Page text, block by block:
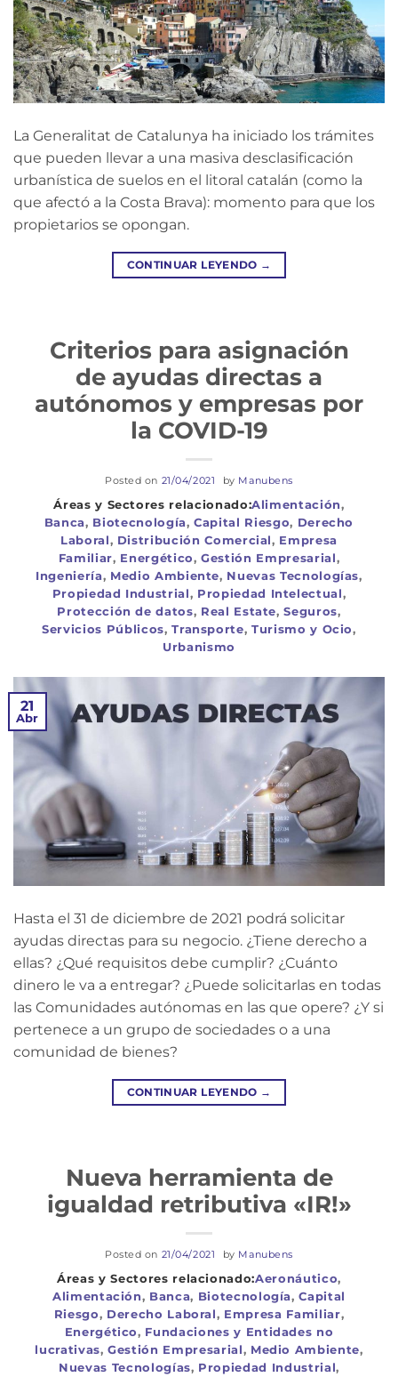
La Generalitat de Catalunya ha iniciado los trámites
que pueden llevar a una masiva desclasificación
urbanística de suelos en el litoral catalán (como la
que afectó a la Costa Brava): momento para que los
propietarios se opongan.
CONTINUAR LEYENDO →
Alimentación,
Banca, Biotecnología,Capital Riesgo, Derecho
Laboral, Distribución Comercial, Empresa
Familiar, Energético,Gestión Empresarial,
Ingeniería, Medio Ambiente, Nuevas Tecnologías,
Propiedad Industrial, Propiedad Intelectual,
Protección de datos, Real Estate,Seguros,
Servicios Públicos,Transporte,Turismo y Ocio,
Urbanismo
Criterios para asignación
de ayudas directas a
autónomos y empresas por
la COVID-19
Posted on 21/04/2021 by Manubens
21
Abr
Hasta el 31 de diciembre de 2021 podrá solicitar
ayudas directas para su negocio. ¿Tiene derecho a
ellas? ¿Qué requisitos debe cumplir? ¿Cuánto
dinero le va a entregar? ¿Puede solicitarlas en todas
las Comunidades autónomas en las que opere? ¿Y si
pertenece a un grupo de sociedades o a una
comunidad de bienes?
CONTINUAR LEYENDO →
Aeronáutico,
Alimentación, Banca, Biotecnología,Capital
Riesgo, Derecho Laboral, Empresa Familiar,
Energético, Fundaciones y Entidades no
lucrativas,Gestión Empresarial, Medio Ambiente,
Nuevas Tecnologías, Propiedad Industrial,
Nueva herramienta de
igualdad retributiva «IR!»
Posted on 21/04/2021 by Manubens